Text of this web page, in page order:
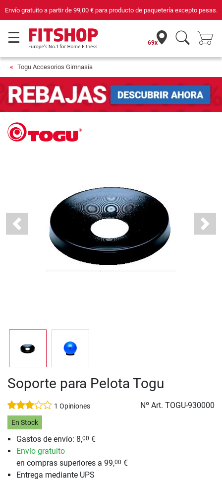
Envío gratuito a partir de 99,00 €para producto de paquetería excepto pesas.
69x
Togu Accesorios Gimnasia
Previous Next
Soporte para Pelota Togu
1 Opiniones Nº Art. TOGU-930000
En Stock
Gastos de envío: 8,00 €
Envío gratuito
en compras superiores a 99,00 €
Entrega mediante UPS